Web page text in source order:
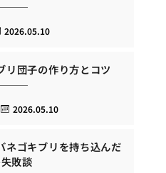
2026.05.10
リ団子の作り方とコツ
2026.05.10
ネゴキブリを持ち込んだ
敗談